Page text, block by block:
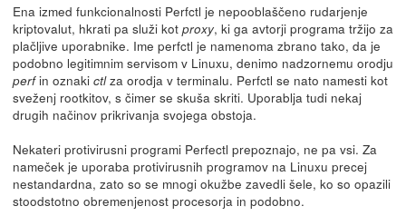
Ena izmed funkcionalnosti Perfctl je nepooblaščeno rudarjenje
kriptovalut, hkrati pa služi kot proxy, ki ga avtorji programa tržijo za
plačljive uporabnike. Ime perfctl je namenoma zbrano tako, da je
podobno legitimnim servisom v Linuxu, denimo nadzornemu orodju
perfin oznaki ctlza orodja v terminalu. Perfctl se nato namesti kot
sveženj rootkitov, s čimer se skuša skriti. Uporablja tudi nekaj
drugih načinov prikrivanja svojega obstoja.
Nekateri protivirusni programi Perfectl prepoznajo, ne pa vsi. Za
nameček je uporaba protivirusnih programov na Linuxu precej
nestandardna, zato so se mnogi okužbe zavedli šele, ko so opazili
stoodstotno obremenjenost procesorja in podobno.